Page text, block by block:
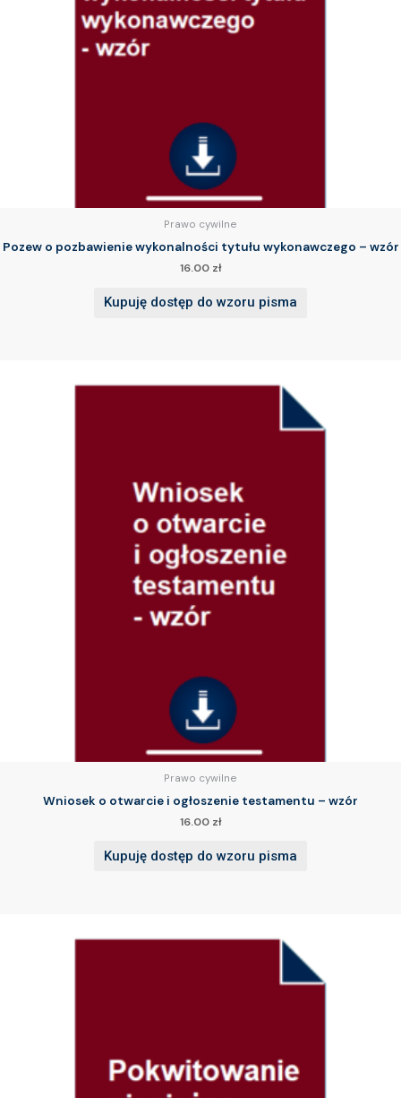
Prawo cywilne
Pozew o pozbawienie wykonalności tytułu wykonawczego – wzór
16.00 zł
Kupuję dostęp do wzoru pisma
Prawo cywilne
Wniosek o otwarcie i ogłoszenie testamentu – wzór
16.00 zł
Kupuję dostęp do wzoru pisma